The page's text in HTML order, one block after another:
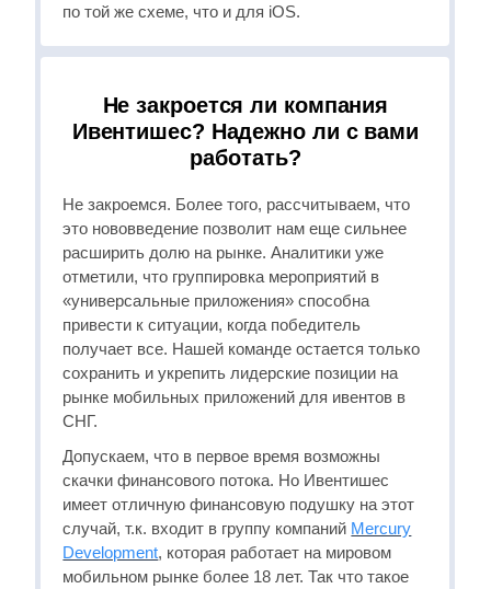
по той же схеме, что и для iOS.
Не закроется ли компания
Ивентишес? Надежно ли с вами
работать?
Не закроемся. Более того, рассчитываем, что
это нововведение позволит нам еще сильнее
расширить долю на рынке. Аналитики уже
отметили, что группировка мероприятий в
«универсальные приложения» способна
привести к ситуации, когда победитель
получает все. Нашей команде остается только
сохранить и укрепить лидерские позиции на
рынке мобильных приложений для ивентов в
СНГ.
Допускаем, что в первое время возможны
скачки финансового потока. Но Ивентишес
имеет отличную финансовую подушку на этот
случай, т.к. входит в группу компаний Mercury
Development, которая работает на мировом
мобильном рынке более 18 лет. Так что такое